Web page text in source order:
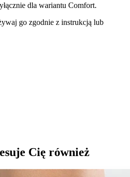
dla wariantu Comfort.
go zgodnie z instrukcją lub
Cię również